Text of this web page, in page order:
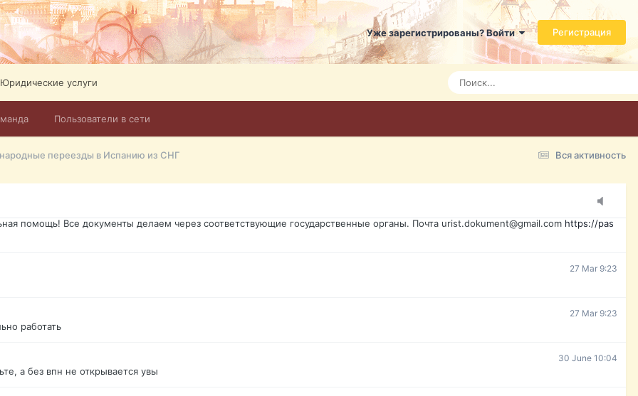
Уже зарегистрированы? Войти Регистрация
Пользователи в сети
Юридические услуги
Вся активность
переезды в Испанию из СНГ
Абонемент на 4 тв всего 12,5 Евро в месяц! Легко настроить справится даже ребенок. Быстрое оформление договора с
+972-526-384-339
7 Mar 3:21
7 Mar 3:24
7 Mar 3:28
форума?т из э
15 Mar 16:47
помощь! Все документы делаем через соответствующие государственные органы. Почта urist.dokument@gmail.com https://pas
27 Mar 9:23
27 Mar 9:23
работать
30 June 10:04
а без впн не открывается увы